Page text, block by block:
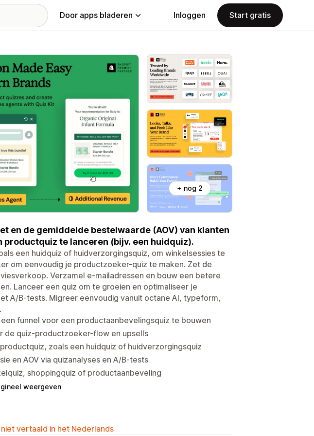
Door apps bladeren Inloggen Start gratis
+ nog 2
en de gemiddelde bestelwaarde (AOV) van klanten
productquiz te lanceren (bijv. een huidquiz).
een huidquiz of huidverzorgingsquiz, om winkelsessies te
om eenvoudig je productzoeker-quiz te maken. Zet de
Verzamel e-mailadressen en bouw een betere
Lanceer een quiz om te groeien en optimaliseer je
A/B-tests. Migreer eenvoudig vanuit octane AI, typeform,
funnel voor een productaanbevelingsquiz te bouwen
de quiz-productzoeker-flow en upsells
zoals een huidquiz of huidverzorgingsquiz
en AOV via quizanalyses en A/B-tests
shoppingquiz of productaanbeveling
weergeven
vertaald in het Nederlands